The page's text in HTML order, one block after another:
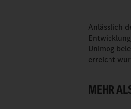
Anlässlich
Unimog
erreicht
MEHR